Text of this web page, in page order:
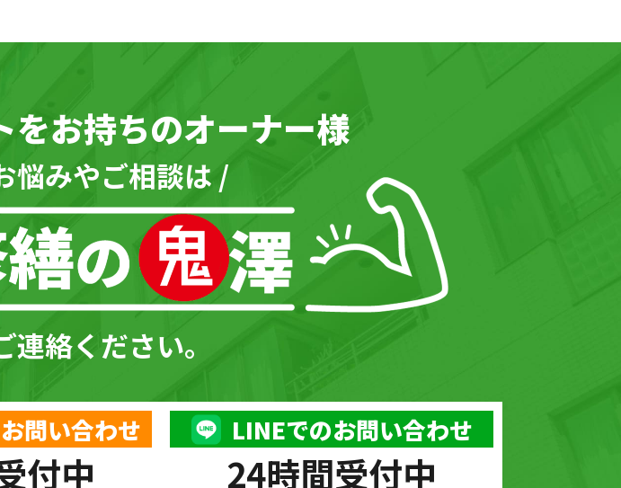
をお持ちのオーナー様
悩みやご相談は /
絡ください。
問い合わせ
付中
LINEでのお問い合わせ
24時間受付中